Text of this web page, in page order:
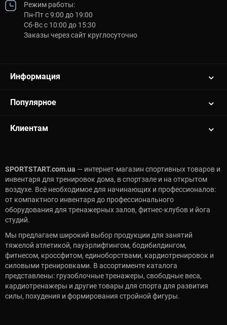
Режим работы:
Пн-Пт с 9:00 до 19:00
Сб-Вс с 10:00 до 15:30
Заказы через сайт круглосуточно
Информация
Популярное
Клиентам
SPORTSTART.com.ua — интернет-магазин спортивных товаров и
инвентаря для тренировок дома, в спортзале и на открытом
воздухе. Всё необходимое для начинающих и профессионалов:
от компактного инвентаря до профессионального
оборудования для тренажерных залов, фитнес-клубов и йога
студий.
Мы предлагаем широкий выбор продукции для занятий
тяжелой атлетикой, пауэрлифтингом, бодибилдингом,
фитнесом, кроссфитом, единоборствами, кардиотренировок и
силовыми тренировками. В ассортименте каталога
представлены: грузоблочные тренажеры, свободные веса,
кардиотренажеры и другие товары для спорта для развития
силы, похудения и формирования стройной фигуры.